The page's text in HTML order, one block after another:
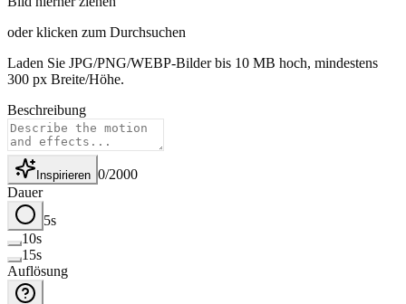
oder klicken zum Durchsuchen
Laden Sie JPG/PNG/WEBP-Bilder bis 10 MB hoch, mindestens
300 px Breite/Höhe.
Beschreibung
Inspirieren 0/2000
Dauer
5s
10s
15s
Auflösung